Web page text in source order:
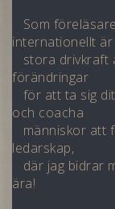
Som
internationellt
stora drivkraft
förändringar
för att ta sig dit
och coacha
människor att
ledarskap,
där jag bidrar
ära!